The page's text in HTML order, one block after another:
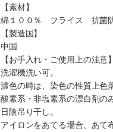
【素材】
綿１００％ フライス 抗菌
【製造国】
中国
【お手入れ・ご使用上の注意】
洗濯機洗い可。
濃色の時は、染色の性質上色
酸素系・非塩素系の漂白剤の
日陰吊り干し。
アイロンをあてる場合、あて